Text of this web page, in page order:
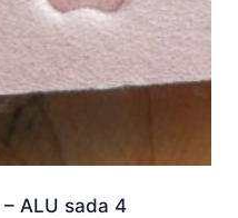
ALU sada 4